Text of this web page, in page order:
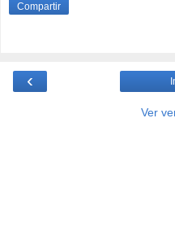
Compartir
‹
Ver